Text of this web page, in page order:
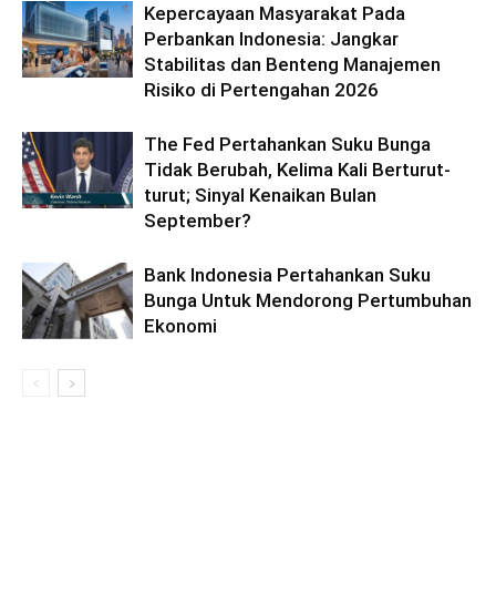
Kepercayaan Masyarakat Pada
Perbankan Indonesia: Jangkar
Stabilitas dan Benteng Manajemen
Risiko di Pertengahan 2026
The Fed Pertahankan Suku Bunga
Tidak Berubah, Kelima Kali Berturut-
turut; Sinyal Kenaikan Bulan
September?
Bank Indonesia Pertahankan Suku
Bunga Untuk Mendorong Pertumbuhan
Ekonomi